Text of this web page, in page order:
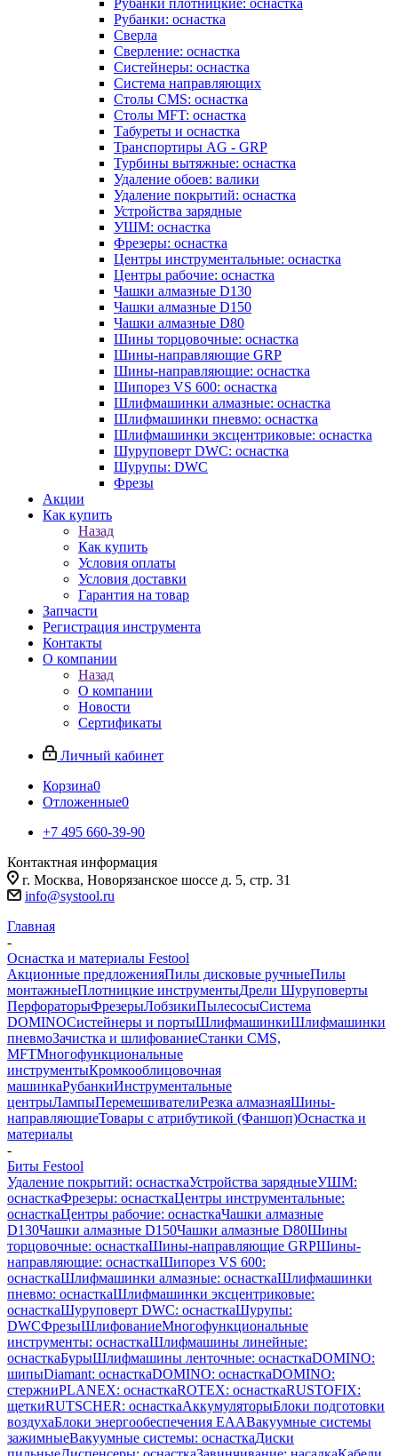
Рубанки плотницкие: оснастка
Рубанки: оснастка
Сверла
Сверление: оснастка
Систейнеры: оснастка
Система направляющих
Столы CMS: оснастка
Столы MFT: оснастка
Табуреты и оснастка
Транспортиры AG - GRP
Турбины вытяжные: оснастка
Удаление обоев: валики
Удаление покрытий: оснастка
Устройства зарядные
УШМ: оснастка
Фрезеры: оснастка
Центры инструментальные: оснастка
Центры рабочие: оснастка
Чашки алмазные D130
Чашки алмазные D150
Чашки алмазные D80
Шины торцовочные: оснастка
Шины-направляющие GRP
Шины-направляющие: оснастка
Шипорез VS 600: оснастка
Шлифмашинки алмазные: оснастка
Шлифмашинки пневмо: оснастка
Шлифмашинки эксцентриковые: оснастка
Шуруповерт DWC: оснастка
Шурупы: DWC
Фрезы
Акции
Как купить
Назад
Как купить
Условия оплаты
Условия доставки
Гарантия на товар
Запчасти
Регистрация инструмента
Контакты
О компании
Назад
О компании
Новости
Сертификаты
Личный кабинет
Корзина0
Отложенные0
+7 495 660-39-90
Контактная информация
г. Москва, Новорязанское шоссе д. 5, стр. 31
info@systool.ru
Главная
-
Оснастка и материалы Festool
Акционные предложенияПилы дисковые ручныеПилы
монтажныеПлотницкие инструментыДрели Шуруповерты
ПерфораторыФрезерыЛобзикиПылесосыСистема
DOMINOСистейнеры и портыШлифмашинкиШлифмашинки
пневмоЗачистка и шлифованиеСтанки CMS,
MFTМногофункциональные
инструментыКромкооблицовочная
машинкаРубанкиИнструментальные
центрыЛампыПеремешивателиРезка алмазнаяШины-
направляющиеТовары с атрибутикой (Фаншоп)Оснастка и
материалы
-
Биты Festool
Удаление покрытий: оснасткаУстройства зарядныеУШМ:
оснасткаФрезеры: оснасткаЦентры инструментальные:
оснасткаЦентры рабочие: оснасткаЧашки алмазные
D130Чашки алмазные D150Чашки алмазные D80Шины
торцовочные: оснасткаШины-направляющие GRPШины-
направляющие: оснасткаШипорез VS 600:
оснасткаШлифмашинки алмазные: оснасткаШлифмашинки
пневмо: оснасткаШлифмашинки эксцентриковые:
оснасткаШуруповерт DWC: оснасткаШурупы:
DWCФрезыШлифованиеМногофункциональные
инструменты: оснасткаШлифмашины линейные:
оснасткаБурыШлифмашины ленточные: оснасткаDOMINO:
шипыDiamant: оснасткаDOMINO: оснасткаDOMINO:
стержниPLANEX: оснасткаROTEX: оснасткаRUSTOFIX:
щеткиRUTSCHER: оснасткаАккумуляторыБлоки подготовки
воздухаБлоки энергообеспечения EAAВакуумные системы
зажимныеВакуумные системы: оснасткаДиски